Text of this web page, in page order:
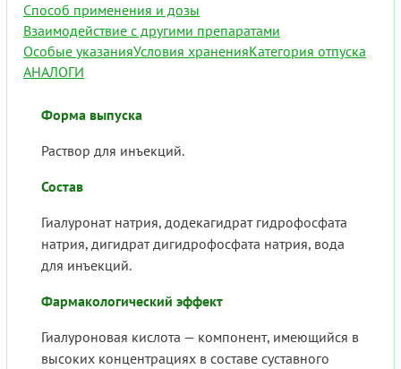
Способ применения и дозы
Взаимодействие с другими препаратами
Особые указанияУсловия храненияКатегория отпуска
АНАЛОГИ
Форма выпуска
Раствор для инъекций.
Состав
Гиалуронат натрия, додекагидрат гидрофосфата
натрия, дигидрат дигидрофосфата натрия, вода
для инъекций.
Фармакологический эффект
Гиалуроновая кислота — компонент, имеющийся в
высоких концентрациях в составе суставного